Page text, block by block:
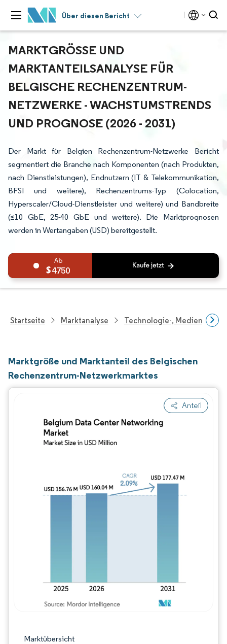
Über diesen Bericht
MARKTGRÖSSE UND M
ARKTANTEILSANALYSE FÜR B
ELGISCHE RECHENZENTRUM-N
ETZWERKE - WACHSTUMSTRENDS U
ND PROGNOSE (2026 - 2031)
Der Markt für Belgien Rechenzentrum-Netzwerke Bericht
segmentiert die Branche nach Komponenten (nach Produkten,
nach Dienstleistungen), Endnutzern (IT & Telekommunikation,
BFSI und weitere), Rechenzentrums-Typ (Colocation,
Hyperscaler/Cloud-Dienstleister und weitere) und Bandbreite
(≤10 GbE, 25-40 GbE und weitere). Die Marktprognosen
werden in Wertangaben (USD) bereitgestellt.
4750
Startseite Marktanalyse Technologie-, Medien- Und
Marktgröße und Marktanteil des Belgischen
Rechenzentrum-Netzwerkmarktes
Anteil
Marktübersicht